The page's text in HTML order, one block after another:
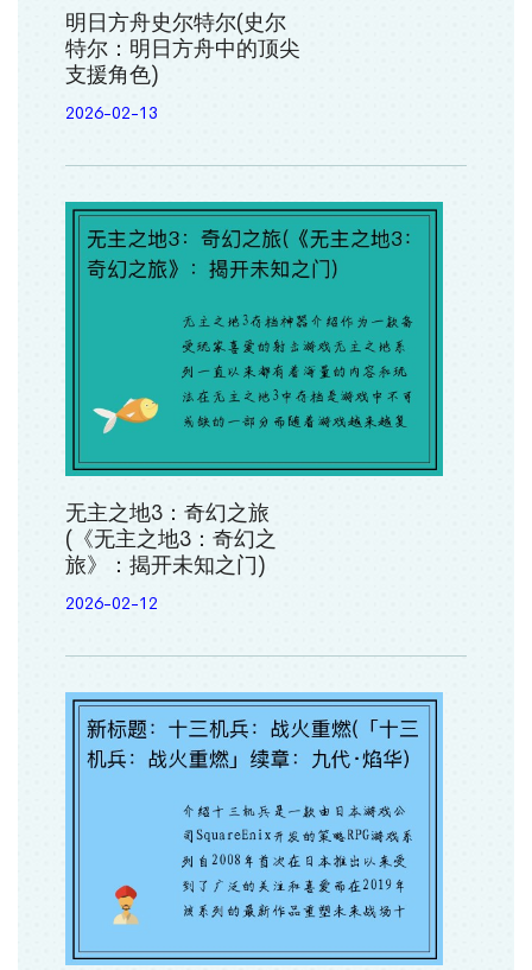
明日方舟史尔特尔(史尔
特尔：明日方舟中的顶尖
支援角色)
2026-02-13
无主之地3：奇幻之旅
(《无主之地3：奇幻之
旅》：揭开未知之门)
2026-02-12